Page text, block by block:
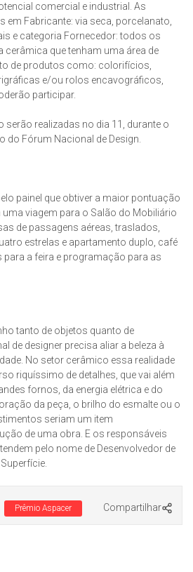
comercial e industrial. As
em Fabricante: via seca, porcelanato,
e categoria Fornecedor: todos os
cerâmica que tenham uma área de
de produtos como: colorifícios,
e/ou rolos encavográficos,
participar.
serão realizadas no dia 11, durante o
do Fórum Nacional de Design.
painel que obtiver a maior pontuação
viagem para o Salão do Mobiliário
de passagens aéreas, traslados,
estrelas e apartamento duplo, café
para a feira e programação para as
tanto de objetos quanto de
de designer precisa aliar a beleza à
No setor cerâmico essa realidade
riquíssimo de detalhes, que vai além
fornos, da energia elétrica e do
da peça, o brilho do esmalte ou o
seriam um item
de uma obra. E os responsáveis
pelo nome de Desenvolvedor de
Prêmio Aspacer Compartilhar